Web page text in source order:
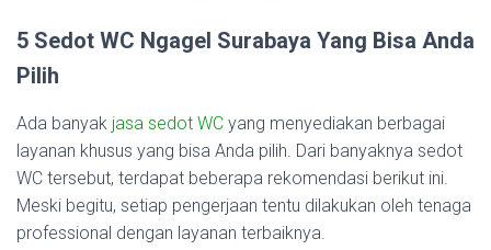
5 Sedot WC Ngagel Surabaya Yang Bisa Anda
Pilih
Ada banyak jasa sedot WC yang menyediakan berbagai
layanan khusus yang bisa Anda pilih. Dari banyaknya sedot
WC tersebut, terdapat beberapa rekomendasi berikut ini.
Meski begitu, setiap pengerjaan tentu dilakukan oleh tenaga
professional dengan layanan terbaiknya.